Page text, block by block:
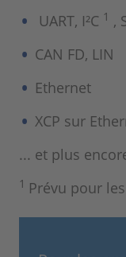
UART, I²C 1 ,
CAN FD, LIN
Ethernet
XCP sur
... et plus
1 Prévu pour